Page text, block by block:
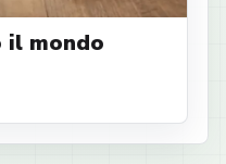
il mondo